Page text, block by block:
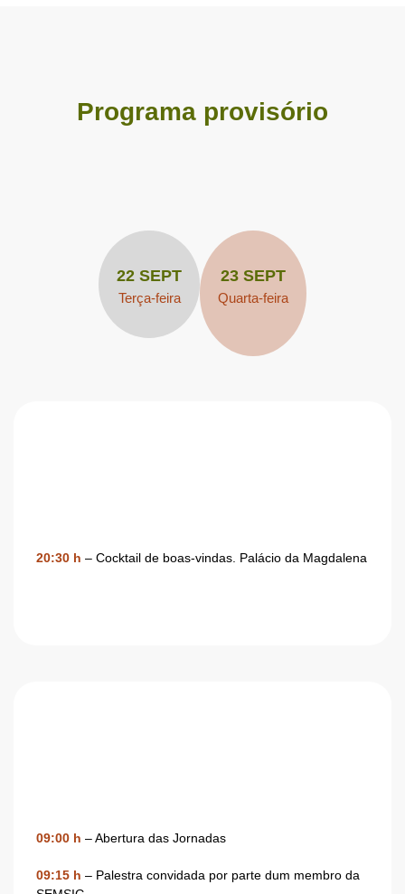
Programa provisório
22 SEPT
Terça-feira
23 SEPT
Quarta-feira
20:30 h – Cocktail de boas-vindas. Palácio da Magdalena
09:00 h – Abertura das Jornadas
09:15 h – Palestra convidada por parte dum membro da